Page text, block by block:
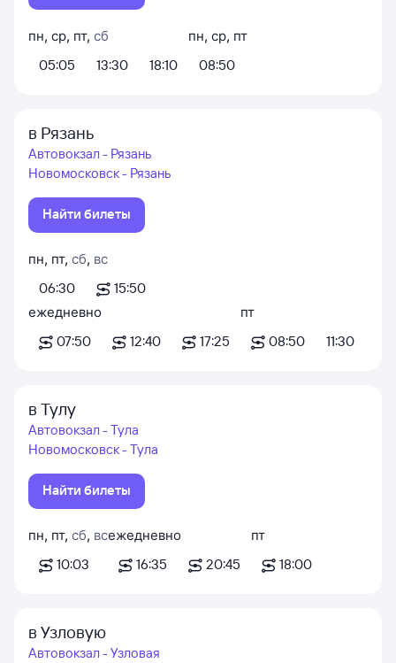
пн, ср, пт, сб
05:05
13:30 18:10
пн, ср, пт
08:50
в Рязань
Автовокзал - Рязань
Новомосковск - Рязань
Найти билеты
пн, пт, сб, вс
06:30
15:50
ежедневно
07:50
12:40 17:25
пт
08:50
11:30
в Тулу
Автовокзал - Тула
Новомосковск - Тула
Найти билеты
пн, пт, сб, вс
10:03
ежедневно
16:35
20:45
пт
18:00
в Узловую
Автовокзал - Узловая